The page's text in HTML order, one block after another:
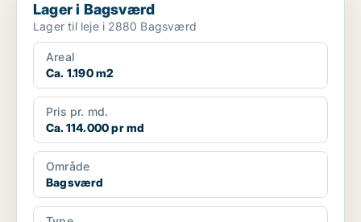
Lager i Bagsværd
Lager til leje i 2880 Bagsværd
Areal
Ca. 1.190 m2
Pris pr. md.
Ca. 114.000 pr md
Område
Bagsværd